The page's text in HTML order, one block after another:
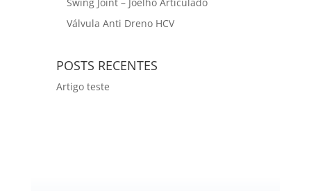
Válvula Anti Dreno HCV
POSTS RECENTES
Artigo teste